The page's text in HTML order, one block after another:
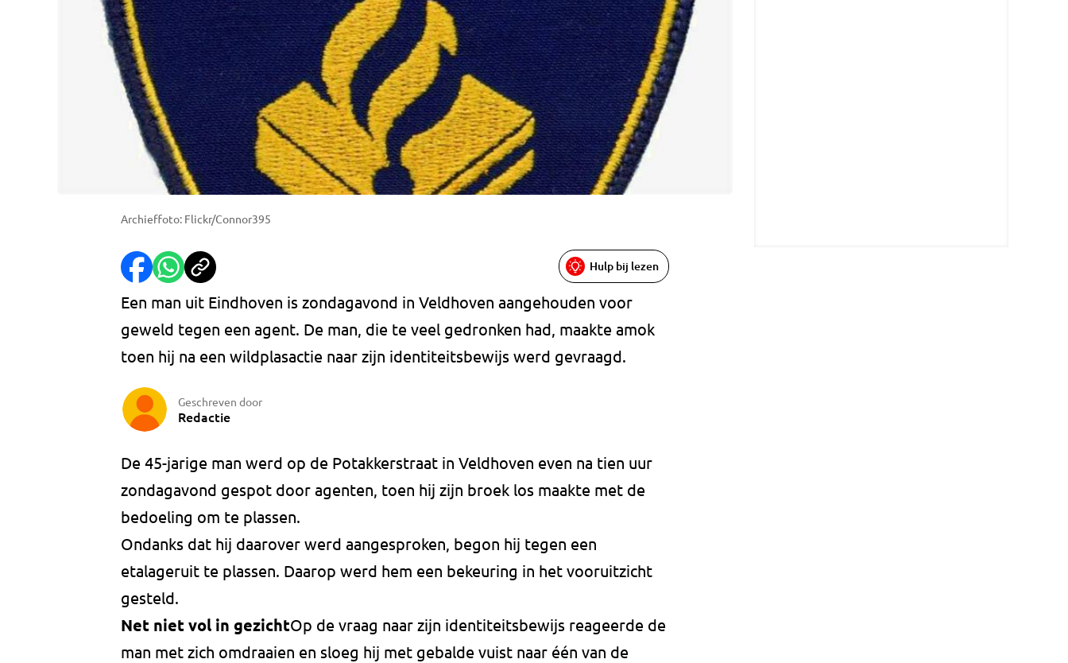
Archieffoto: Flickr/Connor395
Hulp bij lezen
Een man uit Eindhoven is zondagavond in Veldhoven aangehouden voor
geweld tegen een agent. De man, die te veel gedronken had, maakte amok
toen hij na een wildplasactie naar zijn identiteitsbewijs werd gevraagd.
Geschreven door
Redactie
De 45-jarige man werd op de Potakkerstraat in Veldhoven even na tien uur
zondagavond gespot door agenten, toen hij zijn broek los maakte met de
bedoeling om te plassen.
Ondanks dat hij daarover werd aangesproken, begon hij tegen een
etalageruit te plassen. Daarop werd hem een bekeuring in het vooruitzicht
gesteld.
Net niet vol in gezichtOp de vraag naar zijn identiteitsbewijs reageerde de
man met zich omdraaien en sloeg hij met gebalde vuist naar één van de